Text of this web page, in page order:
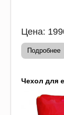
Цена:
Подробнее
Чехол для